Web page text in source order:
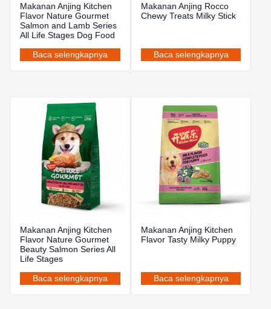
Makanan Anjing Kitchen
Flavor Nature Gourmet
Salmon and Lamb Series
All Life Stages Dog Food
Baca selengkapnya
Makanan Anjing Rocco
Chewy Treats Milky Stick
Baca selengkapnya
Makanan Anjing Kitchen
Flavor Nature Gourmet
Beauty Salmon Series All
Life Stages
Baca selengkapnya
Makanan Anjing Kitchen
Flavor Tasty Milky Puppy
Baca selengkapnya